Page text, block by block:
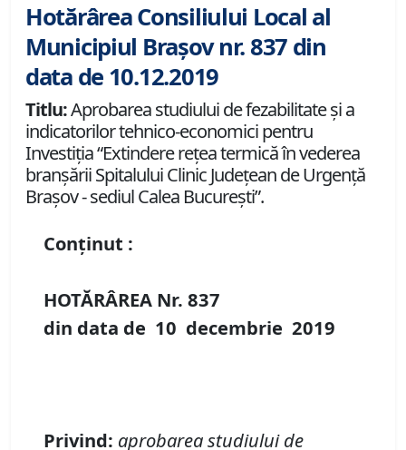
Hotărârea Consiliului Local al
Municipiul Brașov nr. 837 din
data de 10.12.2019
Titlu:Aprobarea studiului de fezabilitate și a
indicatorilor tehnico-economici pentru
Investiția “Extindere rețea termică în vederea
branșării Spitalului Clinic Județean de Urgență
Brașov - sediul Calea București”.
Conținut :
HOTĂRÂREA Nr. 837
din data de 10 decembrie 2019
Privind: aprobareastudiului de